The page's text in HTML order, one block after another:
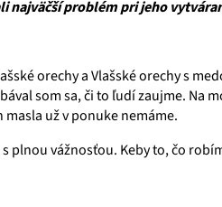
najväčší problém pri jeho
orechy a Vlašské orechy s
som sa, či to ľudí zaujme. Na
už v ponuke nemáme.
plnou vážnosťou. Keby to, čo